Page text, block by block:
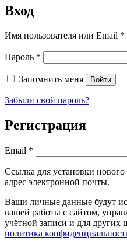
Вход
Имя пользователя или Email *
Пароль *
Запомнить меня Войти
Забыли свой пароль?
Регистрация
Email *
Ссылка для установки
адрес электронной почты.
Ваши личные данные будут
вашей работы с сайтом,
учётной записи и для
политика